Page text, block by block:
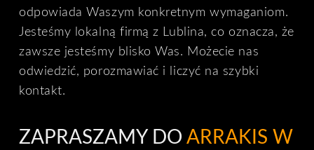
odpowiada Waszym konkretnym wymaganiom.
Jesteśmy lokalną firmą z Lublina, co oznacza, że
zawsze jesteśmy blisko Was. Możecie nas
odwiedzić, porozmawiać i liczyć na szybki
kontakt.
ZAPRASZAMY DO ARRAKIS W